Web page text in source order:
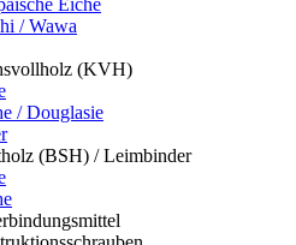
/ Wawa
(KVH)
/ Douglasie
(BSH) / Leimbinder